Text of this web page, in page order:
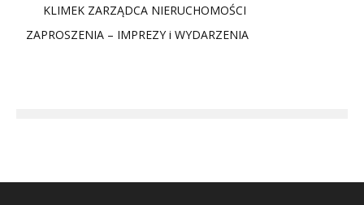
KLIMEK ZARZĄDCA NIERUCHOMOŚCI
ZAPROSZENIA – IMPREZY i WYDARZENIA